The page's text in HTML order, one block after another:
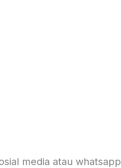
media atau whatsapp